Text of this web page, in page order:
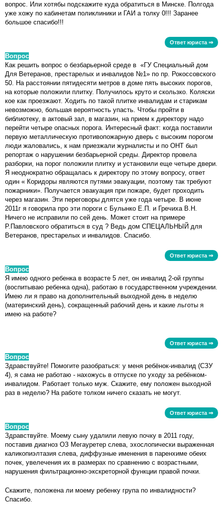
вопрос. Или хотябы подскажите куда обратиться в Минске. Полгода
уже хожу по кабинетам поликлиники и ГАИ а толку 0!!! Заранее
большое спасибо!!!
Ответ юриста ⇒
Вопрос
Как решить вопрос о безбарьерной среде в «ГУ Специальный дом
Для Ветеранов, престарелых и инвалидов №1» по пр. Рокоссовского
50. На расстоянии пятидесяти метров в доме пять высоких порогов,
на которые положили плитку. Получилось круто и скользко. Коляски
кое как проезжают. Ходить по такой плитке инвалидам и старикам
невозможно, большая вероятность упасть. Чтобы пройти в
библиотеку, в актовый зал, в магазин, на прием к директору надо
перейти четыре опасных порога. Интересный факт: когда поставили
первую металлическую противопожарную дверь с высоким порогом
люди жаловались, к нам приезжали журналисты и по ОНТ был
репортаж о нарушении безбарьерной среды. Директор провела
разборки, на порог положили плитку и установили еще четыре двери.
Я неоднократно обращалась к директору по этому вопросу, ответ
один « Коридоры являются путями эвакуации, поэтому так требуют
пожарники». Получается эвакуация при пожаре, будет проходить
через магазин. Эти переговоры длятся уже года четыре. В июне
2011г я говорила про эти пороги с Булынко Е.П. и Гречиха В.Н.
Ничего не исправили по сей день. Может стоит на примере
Р.Павловского обратиться в суд ? Ведь дом СПЕЦАЛЬНЫЙ для
Ветеранов, престарелых и инвалидов. Спасибо.
Ответ юриста ⇒
Вопрос
Я имею одного ребенка в возрасте 5 лет, он инвалид 2-ой группы
(воспитываю ребенка одна), работаю в государственном учреждении.
Имею ли я право на дополнительный выходной день в неделю
(материнский день), сокращенный рабочий день и какие льготы я
имею на работе?
Ответ юриста ⇒
Вопрос
Здравствуйте! Помогите разобраться: у меня ребёнок-инвалид (СЗУ
4), я сама не работаю - нахожусь в отпуске по уходу за ребёнком-
инвалидом. Работает только муж. Скажите, ему положен выходной
раз в неделю? На работе толком ничего сказать не могут.
Ответ юриста ⇒
Вопрос
Здравствуйте. Моему сыну удалили левую почку в 2011 году,
поставив диагноз ОЗ Мегауретер слева, эхослопически выраженная
каликопиэлтазия слева, диффузные именения в паренхиме обеих
почек, увелечения их в размерах по сравнению с возрастными,
нарушения фильтрационно-экскреторной функции правой почки.
Скажите, положена ли моему ребенку група по инвалидности?
Спасибо.